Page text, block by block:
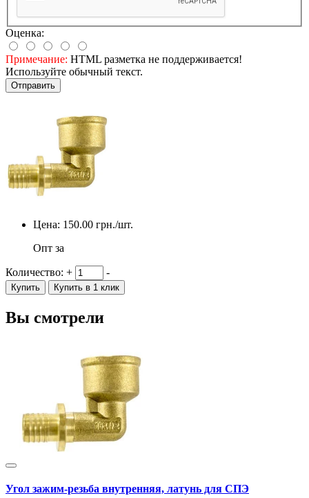
Оценка:
Примечание: HTML разметка не поддерживается!
Используйте обычный текст.
Отправить
Цена: 150.00 грн./шт.
Опт за
Количество: + -
Купить Купить в 1 клик
Вы смотрели
Угол зажим-резьба внутренняя, латунь для СПЭ